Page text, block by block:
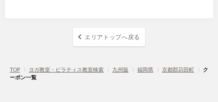
エリアトップへ戻る
TOP 〉 ヨガ教室・ピラティス教室検索 〉 九州版 〉 福岡県 〉 京都郡苅田町 〉 ク
ーポン一覧